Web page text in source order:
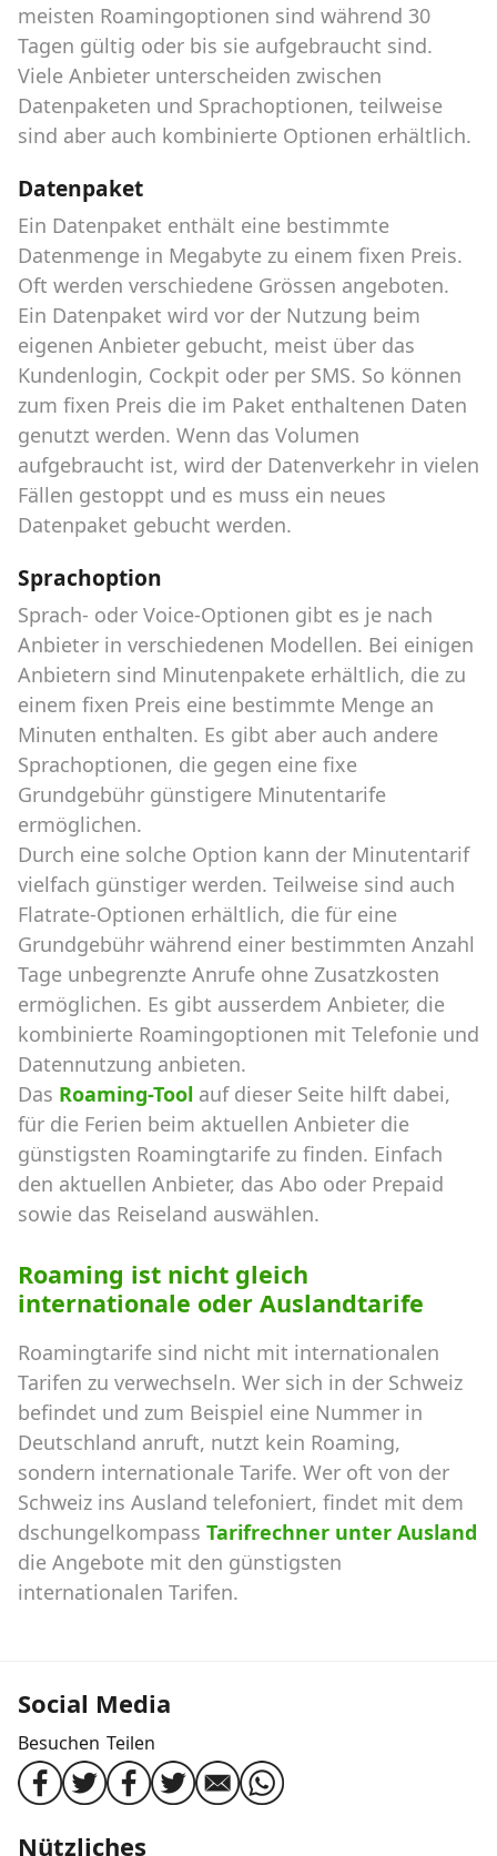
meisten Roamingoptionen sind während 30
Tagen gültig oder bis sie aufgebraucht sind.
Viele Anbieter unterscheiden zwischen
Datenpaketen und Sprachoptionen, teilweise
sind aber auch kombinierte Optionen erhältlich.
Datenpaket
Ein Datenpaket enthält eine bestimmte
Datenmenge in Megabyte zu einem fixen Preis.
Oft werden verschiedene Grössen angeboten.
Ein Datenpaket wird vor der Nutzung beim
eigenen Anbieter gebucht, meist über das
Kundenlogin, Cockpit oder per SMS. So können
zum fixen Preis die im Paket enthaltenen Daten
genutzt werden. Wenn das Volumen
aufgebraucht ist, wird der Datenverkehr in vielen
Fällen gestoppt und es muss ein neues
Datenpaket gebucht werden.
Sprachoption
Sprach- oder Voice-Optionen gibt es je nach
Anbieter in verschiedenen Modellen. Bei einigen
Anbietern sind Minutenpakete erhältlich, die zu
einem fixen Preis eine bestimmte Menge an
Minuten enthalten. Es gibt aber auch andere
Sprachoptionen, die gegen eine fixe
Grundgebühr günstigere Minutentarife
ermöglichen.
Durch eine solche Option kann der Minutentarif
vielfach günstiger werden. Teilweise sind auch
Flatrate-Optionen erhältlich, die für eine
Grundgebühr während einer bestimmten Anzahl
Tage unbegrenzte Anrufe ohne Zusatzkosten
ermöglichen. Es gibt ausserdem Anbieter, die
kombinierte Roamingoptionen mit Telefonie und
Datennutzung anbieten.
Das Roaming-Tool auf dieser Seite hilft dabei,
für die Ferien beim aktuellen Anbieter die
günstigsten Roamingtarife zu finden. Einfach
den aktuellen Anbieter, das Abo oder Prepaid
sowie das Reiseland auswählen.
Roaming ist nicht gleich
internationale oder Auslandtarife
Roamingtarife sind nicht mit internationalen
Tarifen zu verwechseln. Wer sich in der Schweiz
befindet und zum Beispiel eine Nummer in
Deutschland anruft, nutzt kein Roaming,
sondern internationale Tarife. Wer oft von der
Schweiz ins Ausland telefoniert, findet mit dem
dschungelkompass Tarifrechner unter Ausland
die Angebote mit den günstigsten
internationalen Tarifen.
Social Media
Besuchen Teilen
Nützliches